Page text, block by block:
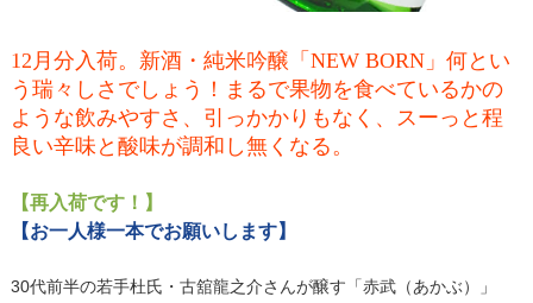
12月分入荷。新酒・純米吟醸「NEW BORN」何とい
う瑞々しさでしょう！まるで果物を食べているかの
ような飲みやすさ、引っかかりもなく、スーっと程
良い辛味と酸味が調和し無くなる。
【再入荷です！】
【お一人様一本でお願いします】
30代前半の若手杜氏・古舘龍之介さんが醸す「赤武（あかぶ）」